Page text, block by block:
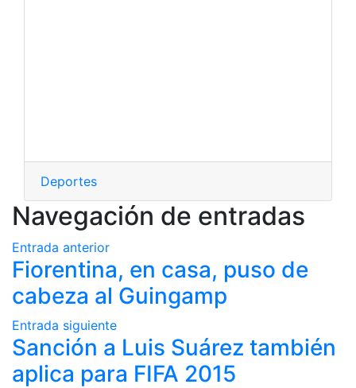
Deportes
Navegación de entradas
Entrada anterior
Fiorentina, en casa, puso de
cabeza al Guingamp
Entrada siguiente
Sanción a Luis Suárez también
aplica para FIFA 2015